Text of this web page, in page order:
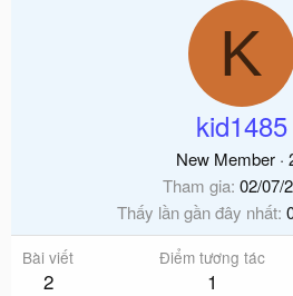
K
kid1485
New Member ·
Tham gia 02/07/
Thấy lần gần đây nhất
Bài viết
2
Điểm tương tác
1